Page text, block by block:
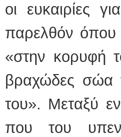
οι ευκαιρίες
παρελθόν όπου
«στην κορυφή
βραχώδες σώα
του». Μεταξύ
που του